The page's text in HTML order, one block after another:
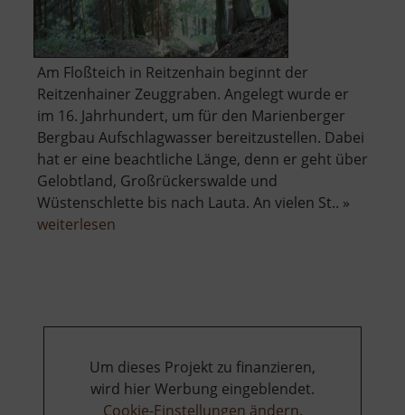
Am Floßteich in Reitzenhain beginnt der
Reitzenhainer Zeuggraben. Angelegt wurde er
im 16. Jahrhundert, um für den Marienberger
Bergbau Aufschlagwasser bereitzustellen. Dabei
hat er eine beachtliche Länge, denn er geht über
Gelobtland, Großrückerswalde und
Wüstenschlette bis nach Lauta. An vielen St.. »
weiterlesen
Um dieses Projekt zu finanzieren,
wird hier Werbung eingeblendet.
Cookie-Einstellungen ändern.